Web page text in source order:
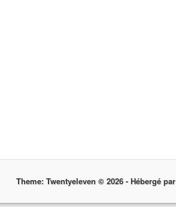
Theme: Twentyeleven © 2026 - Hébergé par